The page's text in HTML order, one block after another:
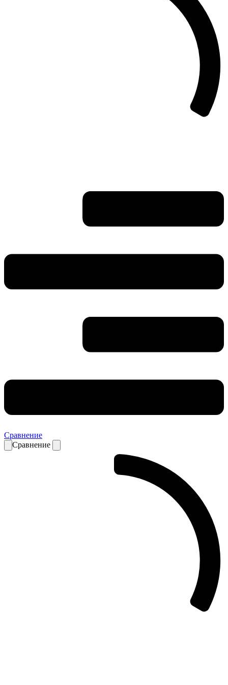
Сравнение
Сравнение